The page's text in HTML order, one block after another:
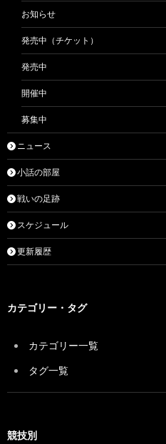
お知らせ
発売中（チケット）
発売中
開催中
募集中
ニュース
小話の部屋
戦いの足跡
スケジュール
更新履歴
カテゴリー・タグ
カテゴリー一覧
タグ一覧
競技別